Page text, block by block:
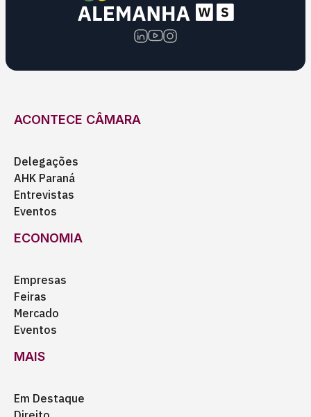
ACONTECE CÂMARA
Delegações
AHK Paraná
Entrevistas
Eventos
ECONOMIA
Empresas
Feiras
Mercado
Eventos
MAIS
Em Destaque